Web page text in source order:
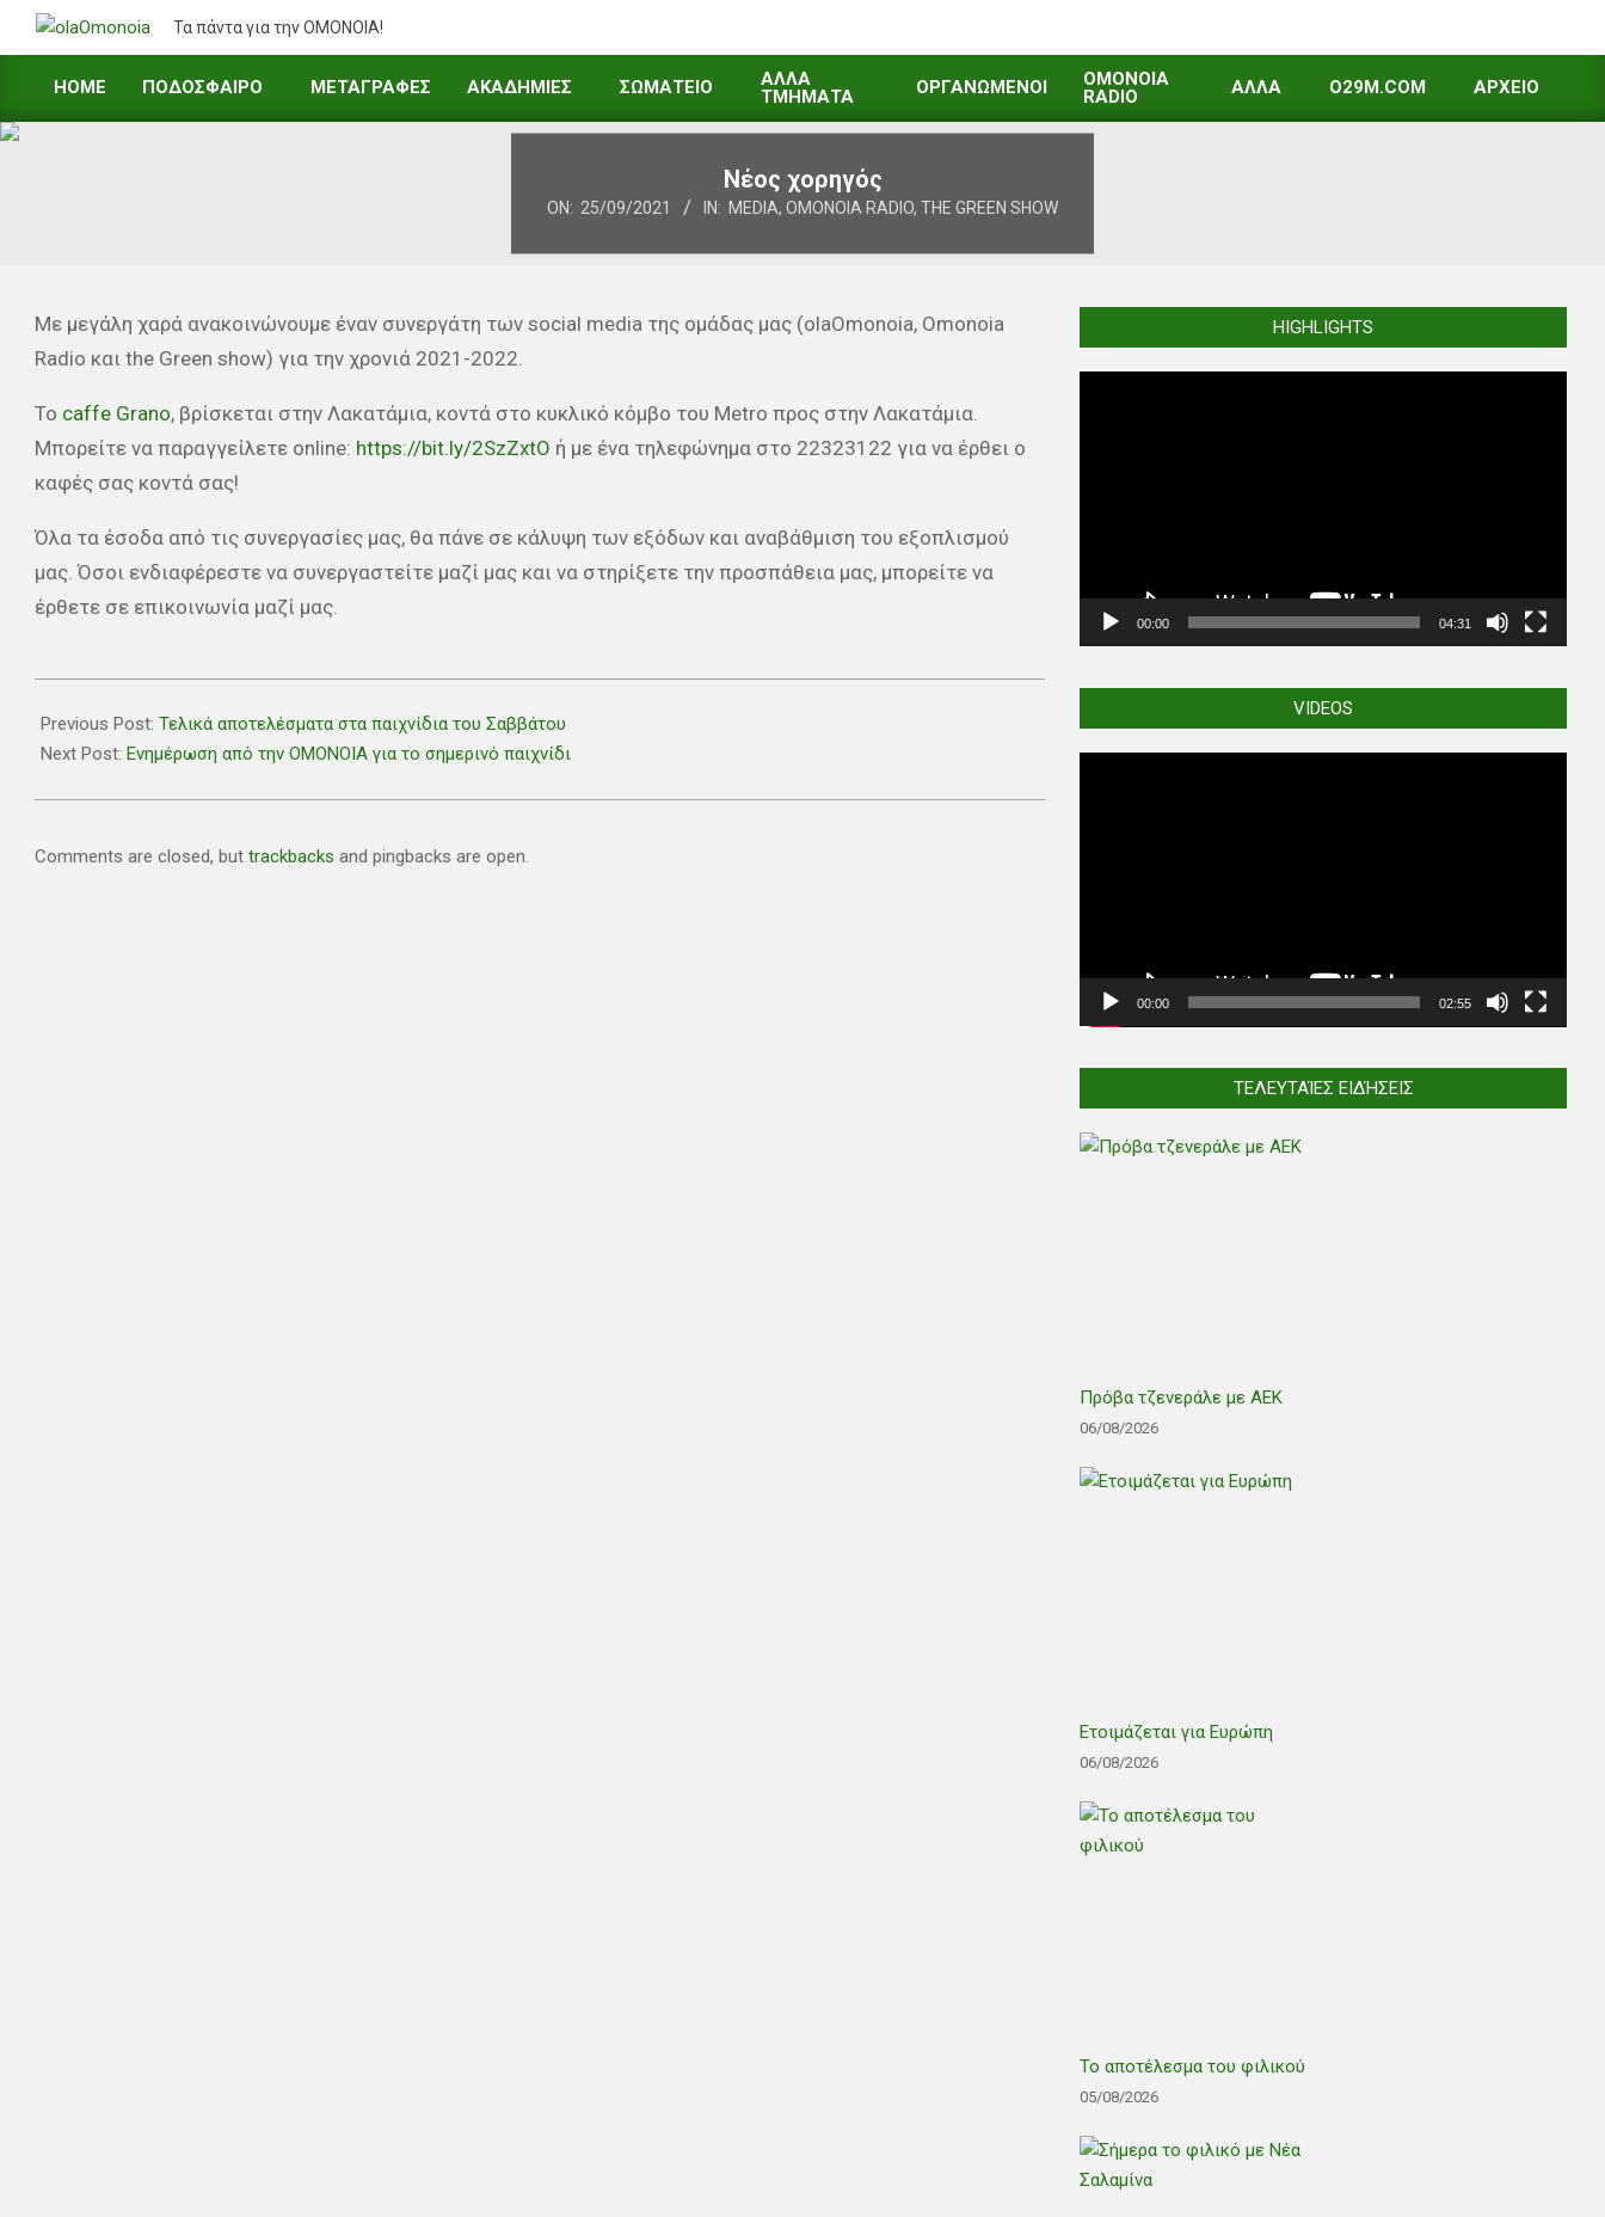
Τα πάντα για την ΟΜΟΝΟΙΑ!
HOME ΠΟΔΟΣΦΑΙΡΟ ΜΕΤΑΓΡΑΦΕΣ ΑΚΑΔΗΜΙΕΣ ΣΩΜΑΤΕΙΟ
ΑΛΛΑ
ΤΜΗΜΑΤΑ
ΟΡΓΑΝΩΜΕΝΟΙ
OMONOIA
RADIO
ΑΛΛΑ O29M.COM ΑΡΧΕΙΟ
Νέος χορηγός
ON: 25/09/2021 IN: MEDIA, OMONOIA RADIO, THE GREEN SHOW
Με μεγάλη χαρά ανακοινώνουμε έναν συνεργάτη των social media της ομάδας μας (olaOmonoia, Omonoia
Radio και the Green show) για την χρονιά 2021-2022.
Το caffe Grano, βρίσκεται στην Λακατάμια, κοντά στο κυκλικό κόμβο του Metro προς στην Λακατάμια.
Μπορείτε να παραγγείλετε online: https://bit.ly/2SzZxtO ή με ένα τηλεφώνημα στο 22323122 για να έρθει ο
καφές σας κοντά σας!
Όλα τα έσοδα από τις συνεργασίες μας, θα πάνε σε κάλυψη των εξόδων και αναβάθμιση του εξοπλισμού
μας. Όσοι ενδιαφέρεστε να συνεργαστείτε μαζί μας και να στηρίξετε την προσπάθεια μας, μπορείτε να
έρθετε σε επικοινωνία μαζί μας.
09-
25
Previous Post: Τελικά αποτελέσματα στα παιχνίδια του Σαββάτου
Next Post: Ενημέρωση από την ΟΜΟΝΟΙΑ για το σημερινό παιχνίδι
Comments are closed, but trackbacks and pingbacks are open.
HIGHLIGHTS
00:00 04:31
VIDEOS
00:00 02:55
ΤΕΛΕΥΤΑΊΕΣ ΕΙΔΉΣΕΙΣ
Πρόβα τζενεράλε με ΑΕΚ
06/08/2026
Ετοιμάζεται για Ευρώπη
06/08/2026
Το αποτέλεσμα του φιλικού
05/08/2026